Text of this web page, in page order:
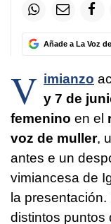
Añade a La Voz
V imianzo
y 7 de
femenino en el
voz de muller,
antes e un
vimiancesa de
la presentación.
distintos puntos